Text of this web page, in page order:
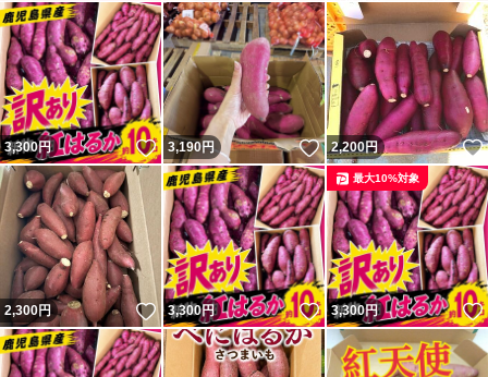
3,300円 いいね！
3,190円 いいね！
2,200円
2,300円 いいね！
3,300円 いいね！
3,300円
最大10%対象